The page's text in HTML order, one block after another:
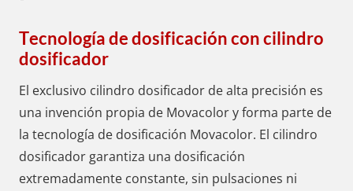
Tecnología de dosificación con cilindro
dosificador
El exclusivo cilindro dosificador de alta precisión es
una invención propia de Movacolor y forma parte de
la tecnología de dosificación Movacolor. El cilindro
dosificador garantiza una dosificación
extremadamente constante, sin pulsaciones ni